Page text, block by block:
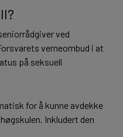
ved
verneombud i at
på seksuell
for å kunne avdekke
Inkludert den